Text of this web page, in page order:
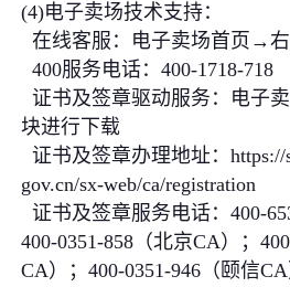
(4)电子卖场技术支持：
在线客服：电子卖场首页→
400服务电话：400-1718-718
证书及签章驱动服务：电子
块进行下载
证书及签章办理地址：https://
gov.cn/sx-web/ca/registration
证书及签章服务电话：400-
400-0351-858（北京CA）；
CA）；400-0351-946（颐信CA